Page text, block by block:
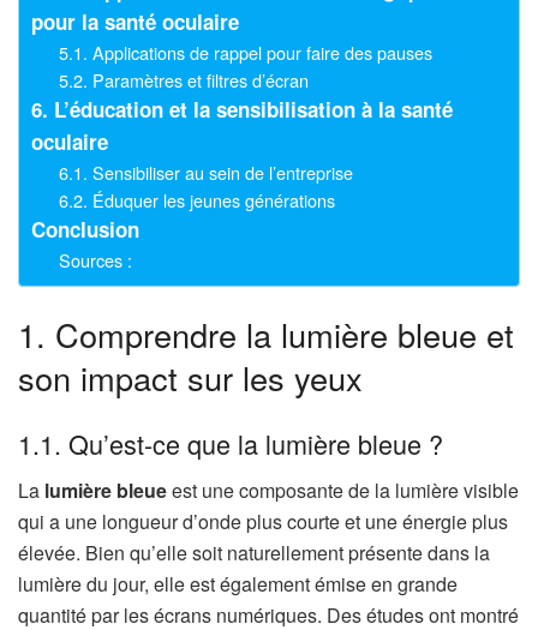
pour la santé oculaire
5.1. Applications de rappel pour faire des pauses
5.2. Paramètres et filtres d’écran
6. L’éducation et la sensibilisation à la santé
oculaire
6.1. Sensibiliser au sein de l’entreprise
6.2. Éduquer les jeunes générations
Conclusion
Sources :
1. Comprendre la lumière bleue et
son impact sur les yeux
1.1. Qu’est-ce que la lumière bleue ?
La lumière bleueest une composante de la lumière visible
qui a une longueur d’onde plus courte et une énergie plus
élevée. Bien qu’elle soit naturellement présente dans la
lumière du jour, elle est également émise en grande
quantité par les écrans numériques. Des études ont montré